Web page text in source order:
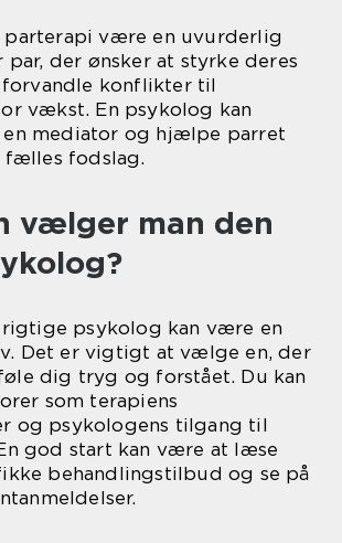
parterapi være en uvurderlig
par, der ønsker at styrke deres
konflikter til
vækst. En psykolog kan
en mediator og hjælpe parret
fælles fodslag.
vælger man den
psykolog kan være en
Det er vigtigt at vælge en, der
dig tryg og forstået. Du kan
som terapiens
og psykologens tilgang til
god start kan være at læse
behandlingstilbud og se på